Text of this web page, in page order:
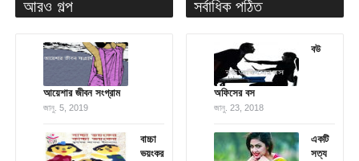
আরও গল্প
আয়েশার জীবন সংগ্রাম
জানু. 5, 2019
বাচ্চা
ভয়ংকর
সর্বাধিক পঠিত
বউ
অফিসের বস
জানু. 23, 2018
একটি
সত্য